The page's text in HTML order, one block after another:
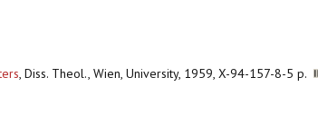
, Diss. Theol., Wien, University, 1959, X-94-157-8-5 p.